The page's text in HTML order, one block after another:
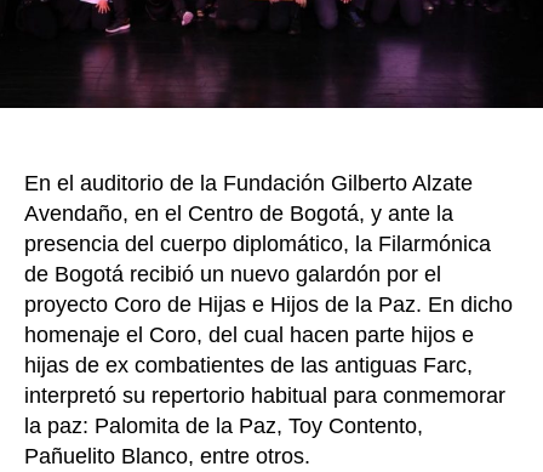
En el auditorio de la Fundación Gilberto Alzate
Avendaño, en el Centro de Bogotá, y ante la
presencia del cuerpo diplomático, la Filarmónica
de Bogotá recibió un nuevo galardón por el
proyecto Coro de Hijas e Hijos de la Paz. En dicho
homenaje el Coro, del cual hacen parte hijos e
hijas de ex combatientes de las antiguas Farc,
interpretó su repertorio habitual para conmemorar
la paz: Palomita de la Paz, Toy Contento,
Pañuelito Blanco, entre otros.